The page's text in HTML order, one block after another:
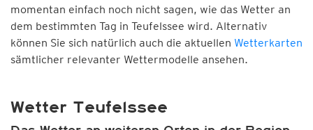
momentan einfach noch nicht sagen, wie das Wetter an
dem bestimmten Tag in Teufelssee wird. Alternativ
können Sie sich natürlich auch die aktuellen Wetterkarten
sämtlicher relevanter Wettermodelle ansehen.
Wetter Teufelssee